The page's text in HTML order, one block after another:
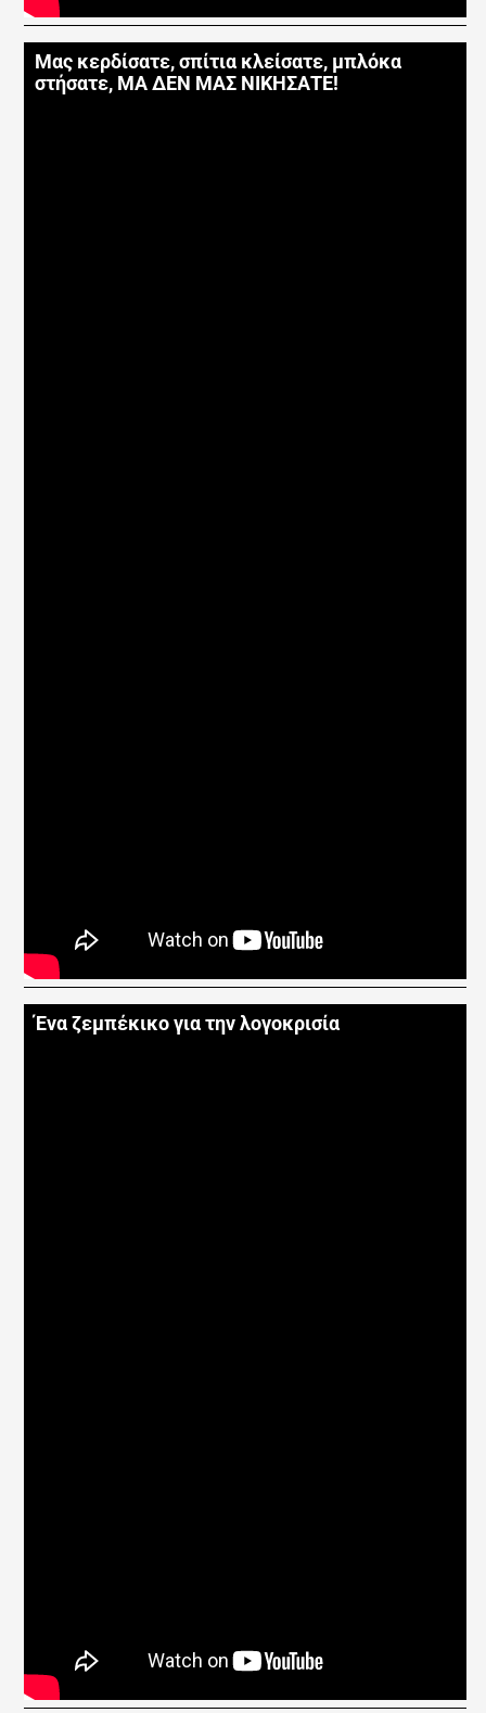
Μας κερδίσατε, σπίτια κλείσατε, μπλόκα
στήσατε, ΜΑ ΔΕΝ ΜΑΣ ΝΙΚΗΣΑΤΕ!
Ένα ζεμπέκικο για την λογοκρισία